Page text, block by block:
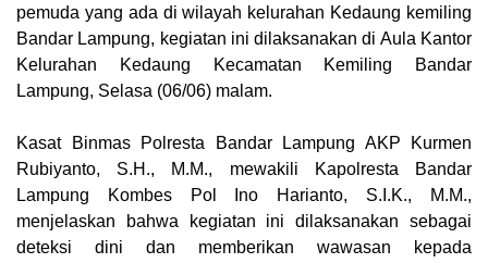
pemuda yang ada di wilayah kelurahan Kedaung kemiling
Bandar Lampung, kegiatan ini dilaksanakan di Aula Kantor
Kelurahan Kedaung Kecamatan Kemiling Bandar
Lampung, Selasa (06/06) malam.
Kasat Binmas Polresta Bandar Lampung AKP Kurmen
Rubiyanto, S.H., M.M., mewakili Kapolresta Bandar
Lampung Kombes Pol Ino Harianto, S.I.K., M.M.,
menjelaskan bahwa kegiatan ini dilaksanakan sebagai
deteksi dini dan memberikan wawasan kepada